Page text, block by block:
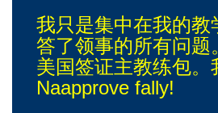
我只是集中在我的教
答了领事的所有问题
美国签证主教练包。
Naapprove fally!